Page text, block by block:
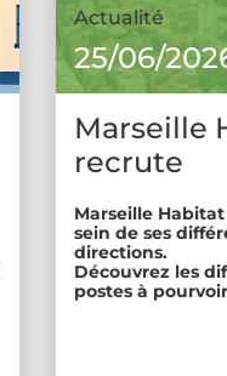
Actualité
25/06/
Marseille
recrute
Marseille
sein de ses
directions.
Découvrez les
postes à